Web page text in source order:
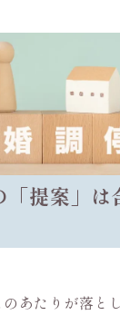
「提案」は
あたりが落と